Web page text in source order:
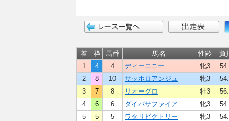
着 枠 馬番 馬名 性齢
負
1
4 4 ディーエニー 牝3
2
8 10 サッポロアンジュ 牝3
3
7 8 リオーグロ 牡3
4
6 6 ダイバサファイア 牝3
5
5 5 ワタリビクトリー 牝3